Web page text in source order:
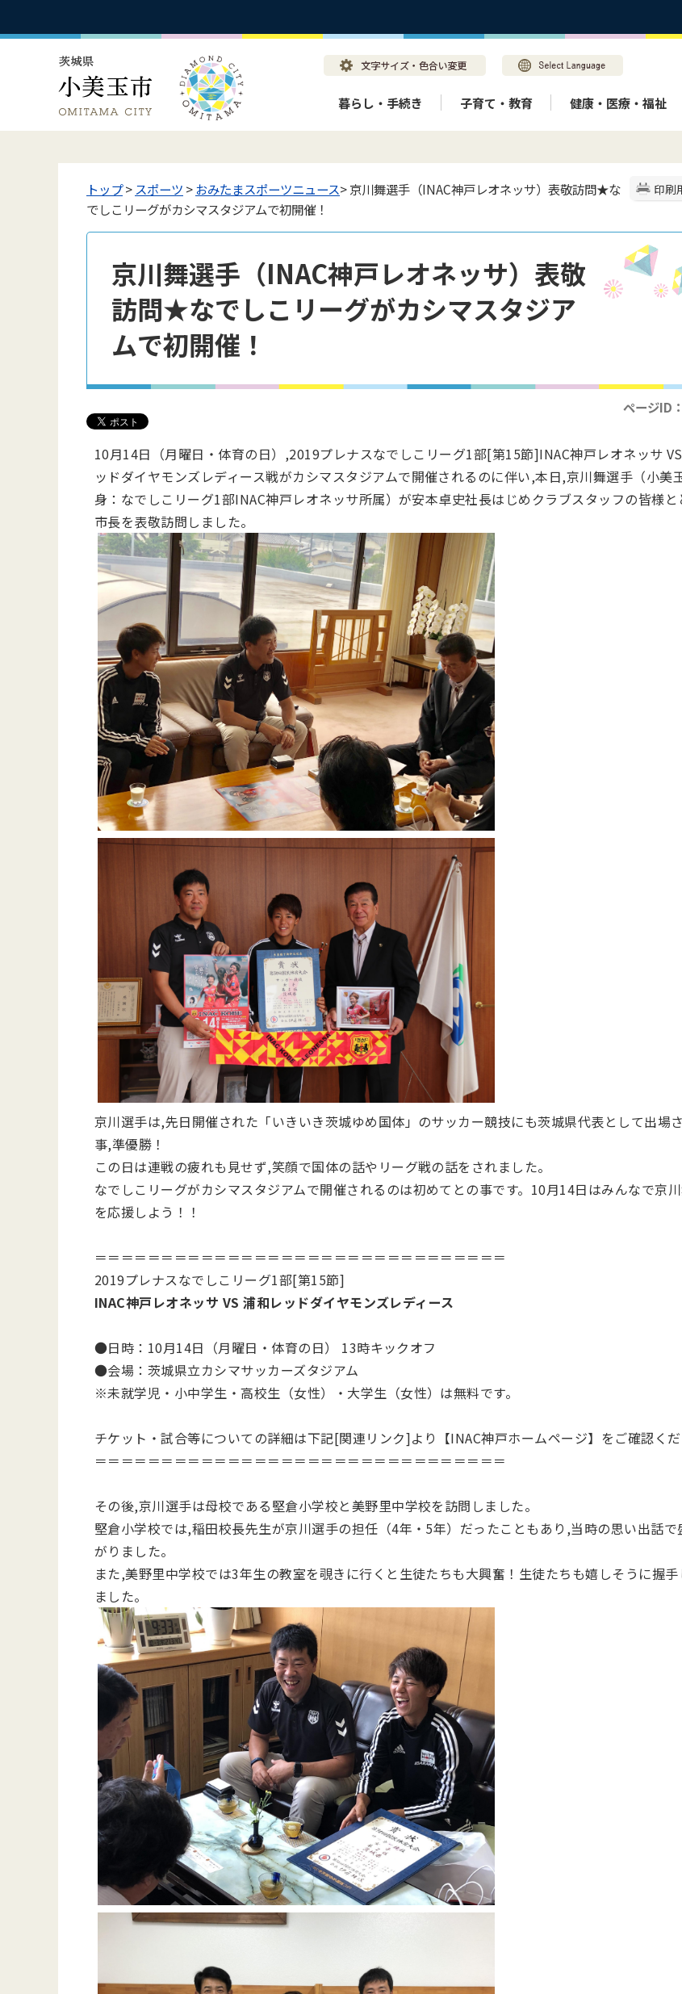
暮らし・手続き 子育て・教育 健康・医療・福祉
印刷
トップ> スポーツ >おみたまスポーツニュース> 京川舞選手（INAC神戸レオネッサ）表敬訪問★な
でしこリーグがカシマスタジアムで初開催！
京川舞選手（INAC神戸レオネッサ）表敬
訪問★なでしこリーグがカシマスタジア
ムで初開催！
ページID
10月14日（月曜日・体育の日）,2019プレナスなでしこリーグ1部[第15節]INAC神戸レオネッサ
ッドダイヤモンズレディース戦がカシマスタジアムで開催されるのに伴い,本日,京川舞選手（小美
身：なでしこリーグ1部INAC神戸レオネッサ所属）が安本卓史社長はじめクラブスタッフの皆様と
市長を表敬訪問しました。
京川選手は,先日開催された「いきいき茨城ゆめ国体」のサッカー競技にも茨城県代表として出場
事,準優勝！
この日は連戦の疲れも見せず,笑顔で国体の話やリーグ戦の話をされました。
なでしこリーグがカシマスタジアムで開催されるのは初めてとの事です。10月14日はみんなで京
を応援しよう！！
＝＝＝＝＝＝＝＝＝＝＝＝＝＝＝＝＝＝＝＝＝＝＝＝＝＝＝＝＝＝＝
2019プレナスなでしこリーグ1部[第15節]
INAC神戸レオネッサ VS 浦和レッドダイヤモンズレディース
●日時：10月14日（月曜日・体育の日） 13時キックオフ
●会場：茨城県立カシマサッカーズタジアム
※未就学児・小中学生・高校生（女性）・大学生（女性）は無料です。
チケット・試合等についての詳細は下記[関連リンク]より【INAC神戸ホームページ】をご確認くだ
＝＝＝＝＝＝＝＝＝＝＝＝＝＝＝＝＝＝＝＝＝＝＝＝＝＝＝＝＝＝＝
その後,京川選手は母校である堅倉小学校と美野里中学校を訪問しました。
堅倉小学校では,稲田校長先生が京川選手の担任（4年・5年）だったこともあり,当時の思い出話で
がりました。
また,美野里中学校では3年生の教室を覗きに行くと生徒たちも大興奮！生徒たちも嬉しそうに握手
ました。